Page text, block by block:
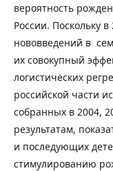
вероятность
России. Поскольку
нововведений в
их совокупный
логистических
российской части
собранных в 2004,
результатам,
и последующих
стимулированию